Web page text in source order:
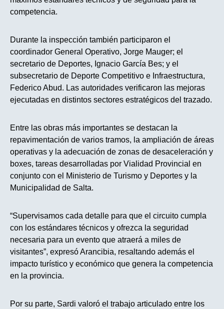
competencia.
Durante la inspección también participaron el
coordinador General Operativo, Jorge Mauger; el
secretario de Deportes, Ignacio García Bes; y el
subsecretario de Deporte Competitivo e Infraestructura,
Federico Abud. Las autoridades verificaron las mejoras
ejecutadas en distintos sectores estratégicos del trazado.
Entre las obras más importantes se destacan la
repavimentación de varios tramos, la ampliación de áreas
operativas y la adecuación de zonas de desaceleración y
boxes, tareas desarrolladas por Vialidad Provincial en
conjunto con el Ministerio de Turismo y Deportes y la
Municipalidad de Salta.
“Supervisamos cada detalle para que el circuito cumpla
con los estándares técnicos y ofrezca la seguridad
necesaria para un evento que atraerá a miles de
visitantes”, expresó Arancibia, resaltando además el
impacto turístico y económico que genera la competencia
en la provincia.
Por su parte, Sardi valoró el trabajo articulado entre los